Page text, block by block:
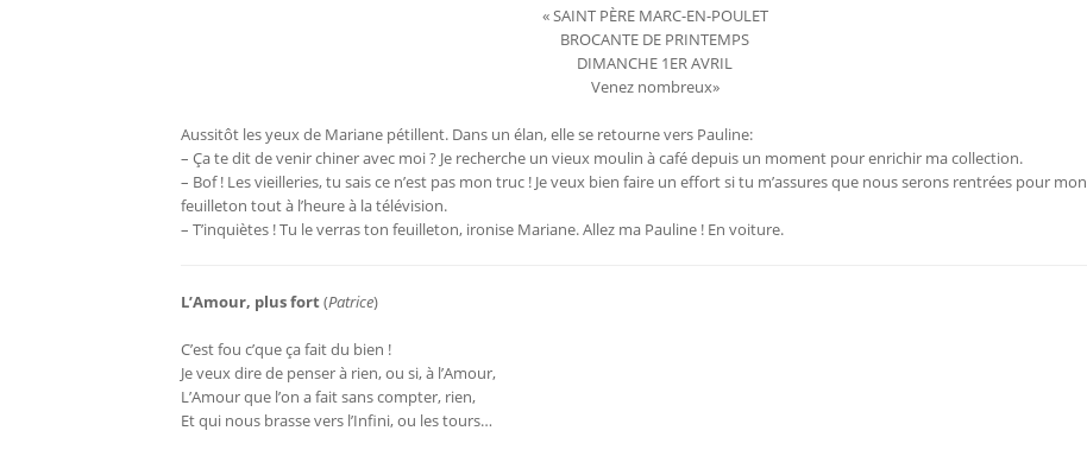
« SAINT PÈRE MARC-EN-POULET
BROCANTE DE PRINTEMPS
DIMANCHE 1ER AVRIL
Venez nombreux»
Aussitôt les yeux de Mariane pétillent. Dans un élan, elle se retourne vers Pauline:
– Ça te dit de venir chiner avec moi ? Je recherche un vieux moulin à café depuis un moment pour enrichir ma collection.
– Bof ! Les vieilleries, tu sais ce n’est pas mon truc ! Je veux bien faire un effort si tu m’assures que nous serons rentrées pour mon
feuilleton tout à l’heure à la télévision.
– T’inquiètes ! Tu le verras ton feuilleton, ironise Mariane. Allez ma Pauline ! En voiture.
L’Amour, plus fort(Patrice)
C’est fou c’que ça fait du bien !
Je veux dire de penser à rien, ou si, à l’Amour,
L’Amour que l’on a fait sans compter, rien,
Et qui nous brasse vers l’Infini, ou les tours…